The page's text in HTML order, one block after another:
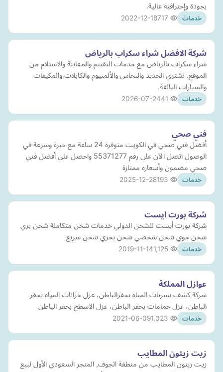
بجودة وإحترافية عالية.
خدمات 2022-12-18
شركة الافضل شراء سكراب بالرياض
شراء سكراب بالرياض مع خدمات التقييم والمعاينة والاستلام من
الموقع. نشتري الحديد والنحاس والألمنيوم والكابلات والمكيفات
والسيارات التالفة.
خدمات 2026-07-24
فني صحي
أفضل فني صحي في الكويت متوفرة 24 ساعة مع خبرة وسرعة في
الوصول اتصل الآن على رقم 55371277 واحصل على أفضل فني
صحي مضمون وأسعاره ممتازة
خدمات 2025-12-28
شركة بورت ايست
شركة بورت أيست للشحن الدولي خدمات شحن متكاملة شحن بري
شحن جوي شحن شخصي شحن بحري شحن سريع
خدمات 2019-11-14
عوازل المملكة
شركة كشف تسربات المياه بحفرالباطن، عزل خزانات المياه بحفر
الباطن، عزل حمامات بحفر الباطن، عزل الاسطح بحفر الباطن
خدمات 2021-06-09
زيت زيتون المطايب
زيت زيتون المطايب من منطقة الجوف, المتجر السعودي الأول لبيع